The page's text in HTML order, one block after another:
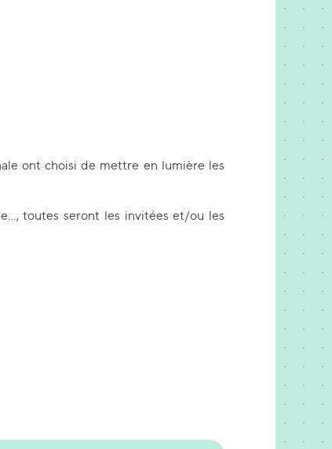
ont choisi de mettre en lumière les
toutes seront les invitées et/ou les